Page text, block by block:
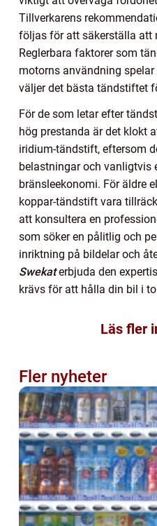
Tillverkarens
följas för att säkerställa att
Reglerbara faktorer som
motorns användning
väljer det bästa tändstiftet
För de som letar efter
hög prestanda är det klokt
iridium-tändstift, eftersom
belastningar och vanligtvis
bränsleekonomi. För äldre
koppar-tändstift vara
att konsultera en
som söker en pålitlig och
inriktning på bildelar och
Swekat erbjuda den
krävs för att hålla din bil i
Läs fler
Fler nyheter